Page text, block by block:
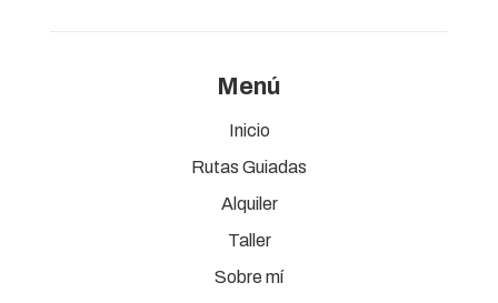
Menú
Inicio
Rutas Guiadas
Alquiler
Taller
Sobre mí